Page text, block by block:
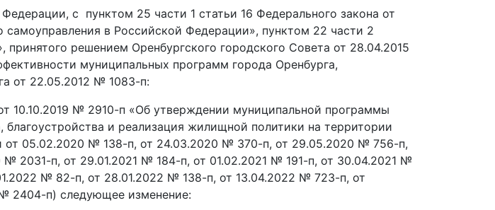
с пунктом 25 части 1 статьи 16 Федерального закона от
в Российской Федерации», пунктом 22 части 2
решением Оренбургского городского Совета от 28.04.2015
муниципальных программ города Оренбурга,
от 22.05.2012 № 1083-п:
10.10.2019 № 2910-п «Об утверждении муниципальной программы
и реализация жилищной политики на территории
от 05.02.2020 № 138-п, от 24.03.2020 № 370-п, от 29.05.2020 № 756-п,
2031-п, от 29.01.2021 № 184-п, от 01.02.2021 № 191-п, от 30.04.2021 №
№ 82-п, от 28.01.2022 № 138-п, от 13.04.2022 № 723-п, от
2404-п) следующее изменение: